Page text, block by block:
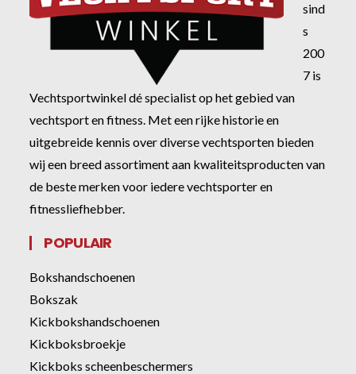
sind
s
200
7 is
Vechtsportwinkel dé specialist op het gebied van
vechtsport en fitness. Met een rijke historie en
uitgebreide kennis over diverse vechtsporten bieden
wij een breed assortiment aan kwaliteitsproducten van
de beste merken voor iedere vechtsporter en
fitnessliefhebber.
POPULAIR
Bokshandschoenen
Bokszak
Kickbokshandschoenen
Kickboksbroekje
Kickboks scheenbeschermers